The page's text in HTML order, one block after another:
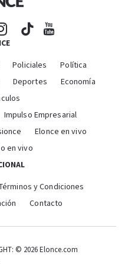
Policiales
Política
Deportes
Economía
Impulso Empresarial
Elonce en vivo
en vivo
y Condiciones
Contacto
© 2026 Elonce.com